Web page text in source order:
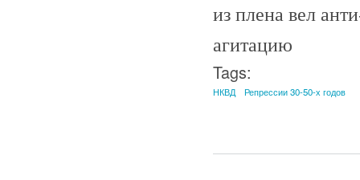
из плена вел
агитацию
Tags:
НКВД Репрессии 30-50-х годов